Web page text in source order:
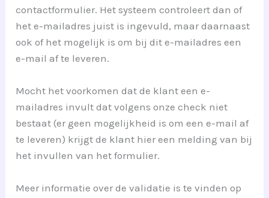
contactformulier. Het systeem controleert dan of
het e-mailadres juist is ingevuld, maar daarnaast
ook of het mogelijk is om bij dit e-mailadres een
e-mail af te leveren.
Mocht het voorkomen dat de klant een e-
mailadres invult dat volgens onze check niet
bestaat (er geen mogelijkheid is om een e-mail af
te leveren) krijgt de klant hier een melding van bij
het invullen van het formulier.
Meer informatie over de validatie is te vinden op